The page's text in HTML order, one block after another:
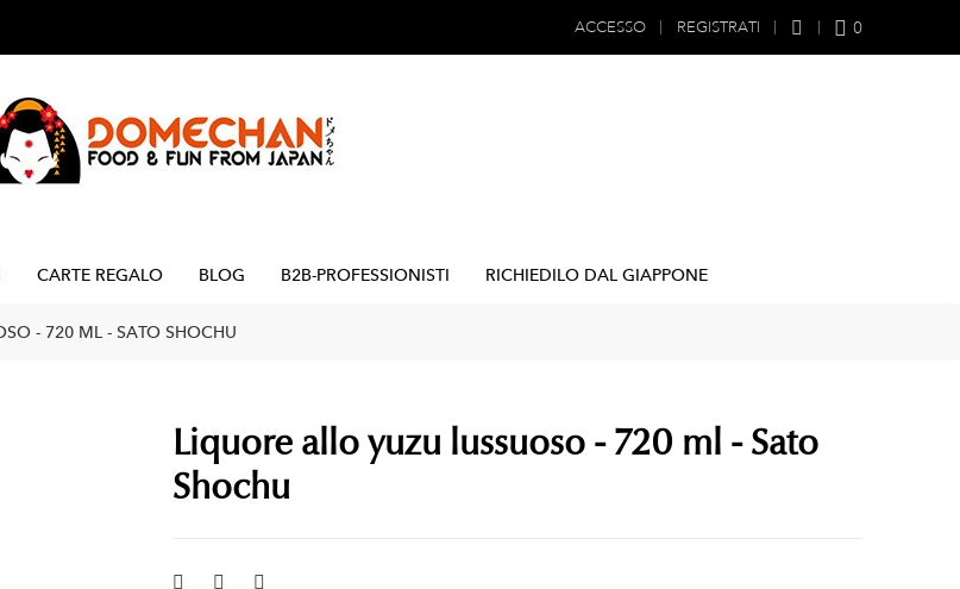
ACCESSO REGISTRATI 0
CARTE REGALO BLOG B2B-PROFESSIONISTI RICHIEDILO DAL GIAPPONE
- 720 ML - SATO SHOCHU
Liquore allo yuzu lussuoso - 720 ml - Sato
Shochu